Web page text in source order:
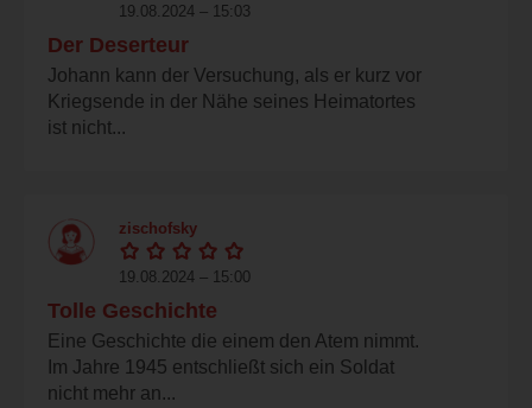
19.08.2024 – 15:03
Der Deserteur
Johann kann der Versuchung, als er kurz vor
Kriegsende in der Nähe seines Heimatortes
ist nicht...
zischofsky
19.08.2024 – 15:00
Tolle Geschichte
Eine Geschichte die einem den Atem nimmt.
Im Jahre 1945 entschließt sich ein Soldat
nicht mehr an...